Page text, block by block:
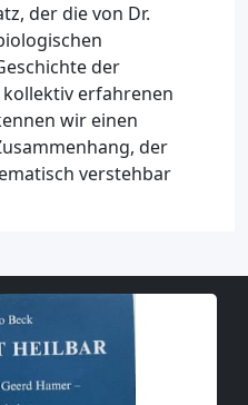
der die von Dr.
der
erfahrenen
wir einen
der
verstehbar